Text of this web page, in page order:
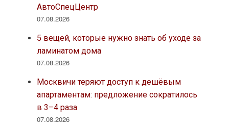
АвтоСпецЦентр
07.08.2026
5 вещей, которые нужно знать об уходе за
ламинатом дома
07.08.2026
Москвичи теряют доступ к дешёвым
апартаментам: предложение сократилось
в 3–4 раза
07.08.2026